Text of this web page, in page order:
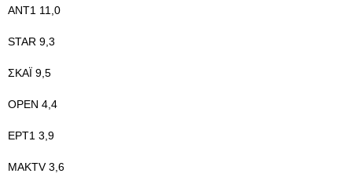
ANT1 11,0
STAR 9,3
ΣΚΑΪ 9,5
ΟPEN 4,4
ΕΡΤ1 3,9
ΜΑΚTV 3,6